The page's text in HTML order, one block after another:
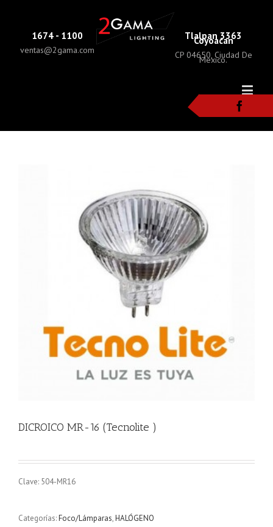
1674 - 1100
ventas@2gama.com
Tlalpan 3363
Coyoacan
CP 04650, Ciudad De
Mexico.
DICROICO MR-16 (Tecnolite )
Clave: 504-MR16
Categorías:Foco/Lámparas,HALÓGENO